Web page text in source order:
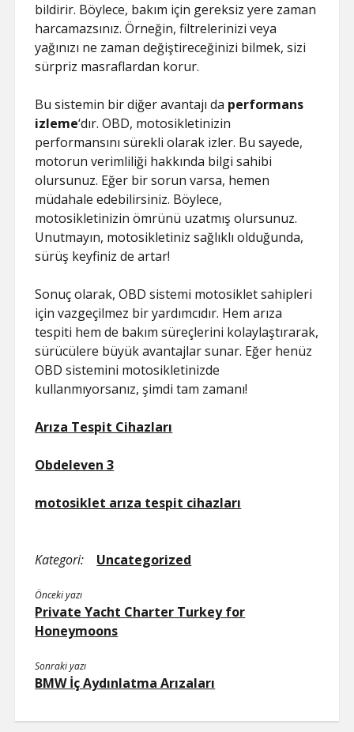
bildirir. Böylece, bakım için gereksiz yere zaman
harcamazsınız. Örneğin, filtrelerinizi veya
yağınızı ne zaman değiştireceğinizi bilmek, sizi
sürpriz masraflardan korur.
Bu sistemin bir diğer avantajı da performans
izleme‘dır. OBD, motosikletinizin
performansını sürekli olarak izler. Bu sayede,
motorun verimliliği hakkında bilgi sahibi
olursunuz. Eğer bir sorun varsa, hemen
müdahale edebilirsiniz. Böylece,
motosikletinizin ömrünü uzatmış olursunuz.
Unutmayın, motosikletiniz sağlıklı olduğunda,
sürüş keyfiniz de artar!
Sonuç olarak, OBD sistemi motosiklet sahipleri
için vazgeçilmez bir yardımcıdır. Hem arıza
tespiti hem de bakım süreçlerini kolaylaştırarak,
sürücülere büyük avantajlar sunar. Eğer henüz
OBD sistemini motosikletinizde
kullanmıyorsanız, şimdi tam zamanı!
Arıza Tespit Cihazları
Obdeleven 3
motosiklet arıza tespit cihazları
Kategori: Uncategorized
Önceki yazı
Private Yacht Charter Turkey for
Honeymoons
Sonraki yazı
BMW İç Aydınlatma Arızaları